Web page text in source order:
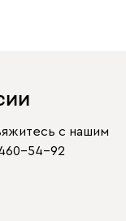
с нашим
54-92